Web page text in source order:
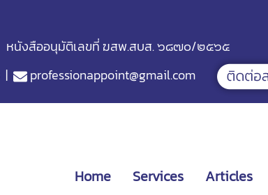
หนังสืออนุมัติเลขที่ ฆสพ.สบส. ๖๘๗๐/๒๕๖๕
| professionappoint@gmail.com
Home Services Articles